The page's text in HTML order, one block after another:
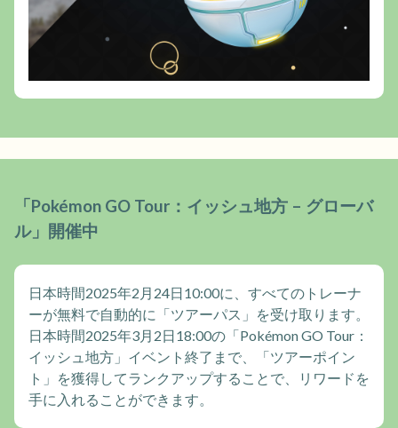
「Pokémon GO Tour：イッシュ地方 – グローバ
ル」開催中
日本時間2025年2月24日10:00に、すべてのトレーナ
ーが無料で自動的に「ツアーパス」を受け取ります。
日本時間2025年3月2日18:00の「Pokémon GO Tour：
イッシュ地方」イベント終了まで、「ツアーポイン
ト」を獲得してランクアップすることで、リワードを
手に入れることができます。